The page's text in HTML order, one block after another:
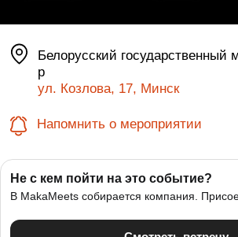
Белорусский государственный
р
ул. Козлова, 17, Минск
Напомнить о мероприятии